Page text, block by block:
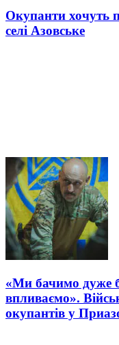
Окупанти хочуть
селі Азовське
«Ми бачимо дуже
впливаємо».
окупантів у